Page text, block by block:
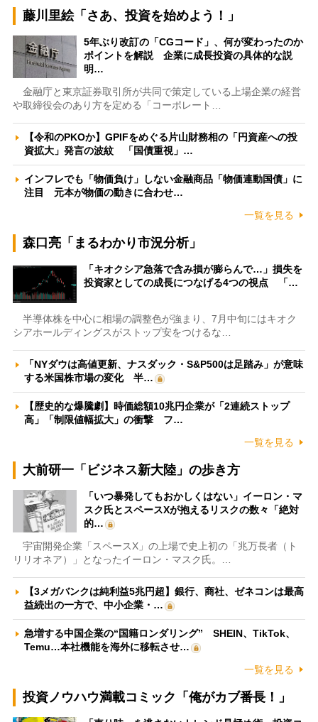
藤川里絵「さあ、投資を始めよう！」
5年ぶり改訂の「CGコード」、何が変わったのか
ポイントを解説 企業に成長投資の具体的な説
明…
金融庁と東京証券取引所が共同で策定している上場企業の経営
や取締役会のあり方を定める「コーポレート…
【令和のPKOか】GPIFをめぐる片山財務相の「円資産への投
資拡大」発言の波紋 「国債重視」…
インフレでも「物価負け」しない金融商品「物価連動国債」に
注目 元本が物価の動きに合わせ…
一覧を見る
森口亮「まるわかり市況分析」
「キオクシア急落で含み損が膨らんで…」損失を
投資家としての成長につなげる4つの視点 「…
半導体株を中心に相場の調整色が強まり、7月中旬にはキオク
シアホールディングスがストップ安をつけるな…
「NYダウは高値更新、ナスダック・S&P500は足踏み」が意味
する米国株市場の変化 半…
【歴史的な爆騰劇】時価総額10兆円企業が「2連続ストップ
高」「制限値幅拡大」の衝撃 フ…
一覧を見る
大前研一「ビジネス新大陸」の歩き方
「いつ暴発してもおかしくはない」イーロン・マ
スク氏とスペースXが抱えるリスクの数々「絶対
的…
宇宙開発企業「スペースX」の上場で史上初の「兆万長者（ト
リリオネア）」となったイーロン・マスク氏。…
【3メガバンクは純利益5兆円超】銀行、商社、ゼネコンは最高
益続出の一方で、中小企業・…
急増する中国企業の“国籍ロンダリング” SHEIN、TikTok、
Temu…本社機能を海外に移転させ…
一覧を見る
投資ノウハウ満載コミック「俺がカブ番長！」